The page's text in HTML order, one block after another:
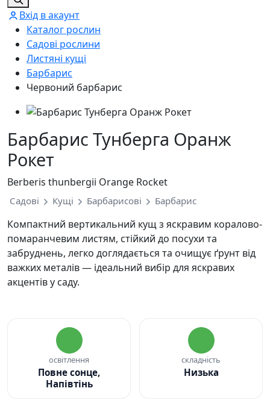
Вхід в акаунт
Каталог рослин
Садові рослини
Листяні кущі
Барбарис
Червоний барбарис
Барбарис Тунберга Оранж
Рокет
Berberis thunbergii Orange Rocket
Садові Кущі Барбарисові Барбарис
Компактний вертикальний кущ з яскравим коралово-
помаранчевим листям, стійкий до посухи та
забруднень, легко доглядається та очищує ґрунт від
важких металів — ідеальний вибір для яскравих
акцентів у саду.
освітлення
Повне сонце,
Напівтінь
складність
Низька